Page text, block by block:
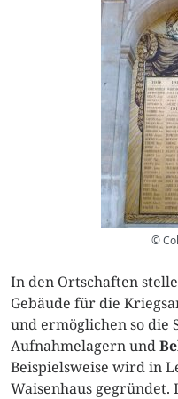
©
In den Ortschaften
Gebäude für die
und ermöglichen so die
Aufnahmelagern und
Beispielsweise wird in
Waisenhaus